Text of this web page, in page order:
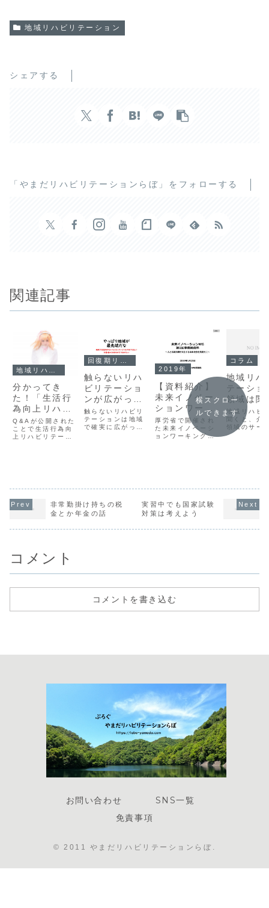
地域リハビリテーション
シェアする
「やまだリハビリテーションらぼ」をフォローする
関連記事
分かってき
た！「生活行
為向上リハビ
リテーション
実施加算」の
研修会や加算
Q&Aが公開された
ことで生活行為向
上リハビリテーシ
触らないリハ
ビリテーショ
ンが広がって
いる
触らないリハビリ
テーションは地域
で確実に広がって
まだまだ蔓延して
2019年
【資料紹介】
未来イノベー
ションワーキ
ンググループ
厚労省で開催され
た未来イノベーシ
ョンワーキンググ
コラム
地域リハ
テーショ
領域は関
い、あな
第で広が
域
地域リハビ
聞くと、介
領域のサー
けを想像し
るリハビリ
ョンサービ
べて「地域
ジすること
横スクロー
ルできます
非常勤掛け持ちの税
金とか年金の話
実習中でも国家試験
対策は考えよう
コメント
コメントを書き込む
お問い合わせ
SNS一覧
免責事項
© 2011 やまだリハビリテーションらぼ.